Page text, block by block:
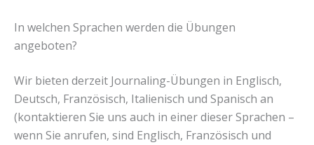
In welchen Sprachen werden die Übungen
angeboten?
Wir bieten derzeit Journaling-Übungen in Englisch,
Deutsch, Französisch, Italienisch und Spanisch an
(kontaktieren Sie uns auch in einer dieser Sprachen –
wenn Sie anrufen, sind Englisch, Französisch und